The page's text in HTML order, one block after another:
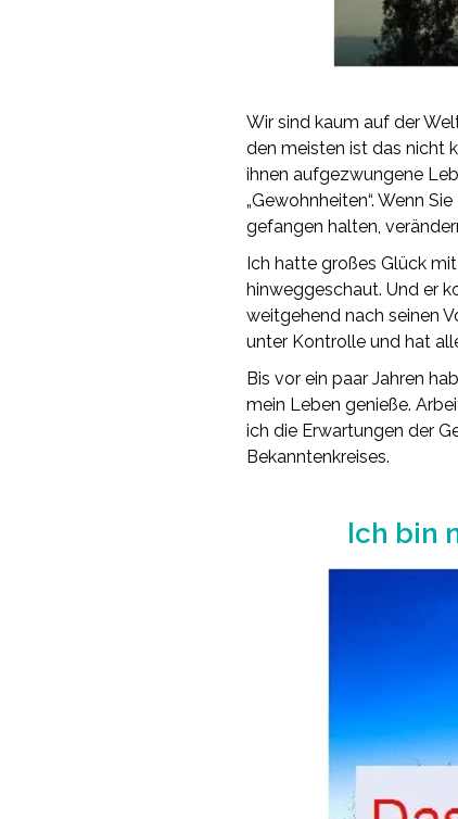
Wir sind kaum auf der
den meisten ist das nicht
ihnen aufgezwungene
„Gewohnheiten“. Wenn
gefangen halten,
Ich hatte großes Glück
hinweggeschaut. Und er
weitgehend nach seinen
unter Kontrolle und hat
Bis vor ein paar Jahren
mein Leben genieße.
ich die Erwartungen der
Bekanntenkreises.
Ich bin